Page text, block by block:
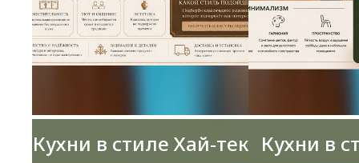
Кухни в стиле Хай-тек Кухни в